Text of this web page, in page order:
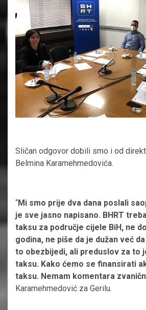
Sličan odgovor dobili smo i od
Belmina Karamehmedovića.
“Mi smo prije dva dana poslali
je sve jasno napisano. BHRT
taksu za područje cijele BiH, ne
godina, ne piše da je dužan već
to obezbijedi, ali preduslov za to
taksu. Kako ćemo se finansirati
taksu. Nemam komentara
Karamehmedović za Gerilu.